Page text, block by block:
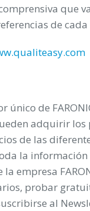
que
de cada
único de
adquirir los
de las
la
la empresa
probar
al